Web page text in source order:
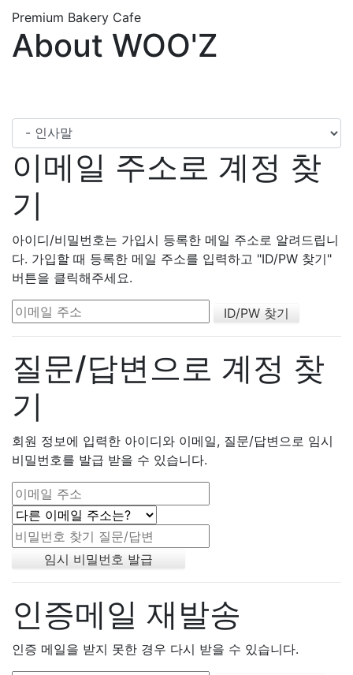
Premium Bakery Cafe
About WOO'Z
이메일 주소로 계정 찾
기
아이디/비밀번호는 가입시 등록한 메일 주소로 알려드립니
다. 가입할 때 등록한 메일 주소를 입력하고 "ID/PW 찾기"
버튼을 클릭해주세요.
질문/답변으로 계정 찾
기
회원 정보에 입력한 아이디와 이메일, 질문/답변으로 임시
비밀번호를 발급 받을 수 있습니다.
인증메일 재발송
인증 메일을 받지 못한 경우 다시 받을 수 있습니다.